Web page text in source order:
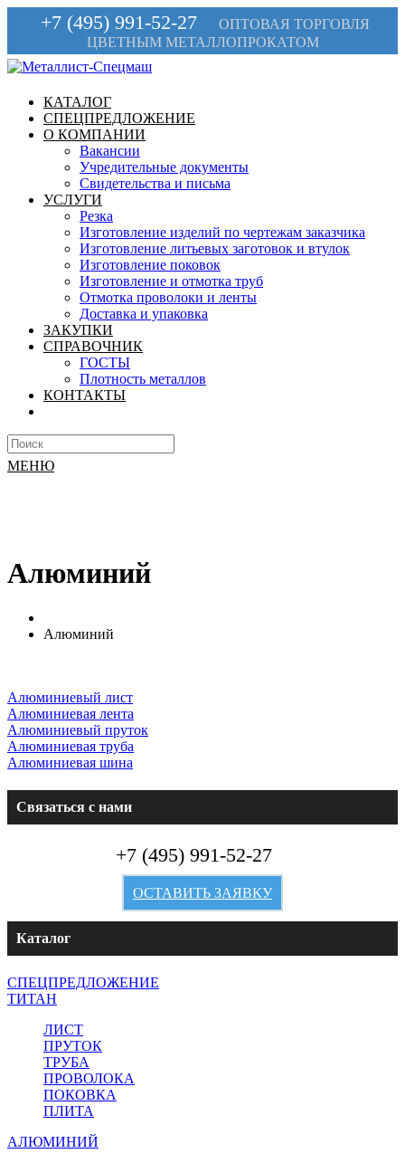
+7 (495) 991-52-27
ОПТОВАЯ ТОРГОВЛЯ
ЦВЕТНЫМ МЕТАЛЛОПРОКАТОМ
КАТАЛОГ
СПЕЦПРЕДЛОЖЕНИЕ
О КОМПАНИИ
Вакансии
Учредительные документы
Свидетельства и письма
УСЛУГИ
Резка
Изготовление изделий по чертежам заказчика
Изготовление литьевых заготовок и втулок
Изготовление поковок
Изготовление и отмотка труб
Отмотка проволоки и ленты
Доставка и упаковка
ЗАКУПКИ
СПРАВОЧНИК
ГОСТЫ
Плотность металлов
КОНТАКТЫ
МЕНЮ
Алюминий
Алюминий
Алюминиевый лист
Алюминиевая лента
Алюминиевый пруток
Алюминиевая труба
Алюминиевая шина
Связаться с нами
+7 (495) 991-52-27
ОСТАВИТЬ ЗАЯВКУ
Каталог
СПЕЦПРЕДЛОЖЕНИЕ
ТИТАН
ЛИСТ
ПРУТОК
ТРУБА
ПРОВОЛОКА
ПОКОВКА
ПЛИТА
АЛЮМИНИЙ